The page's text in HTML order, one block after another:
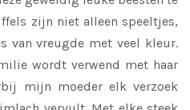
zijn niet alleen speeltjes,
van vreugde met veel kleur.
wordt verwend met haar
mijn moeder elk verzoek